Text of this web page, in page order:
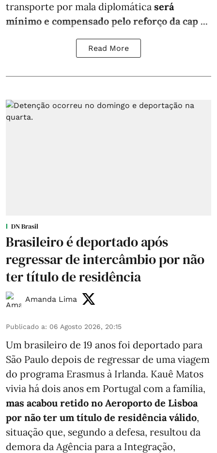
transporte por mala diplomática será
mínimo e compensado pelo reforço da cap ...
Read More
DN Brasil
Brasileiro é deportado após
regressar de intercâmbio por não
ter título de residência
Amanda Lima
Publicado a: 06 Agosto 2026, 20:15
Um brasileiro de 19 anos foi deportado para
São Paulo depois de regressar de uma viagem
do programa Erasmus à Irlanda. Kauê Matos
vivia há dois anos em Portugal com a família,
mas acabou retido no Aeroporto de Lisboa
por não ter um título de residência válido,
situação que, segundo a defesa, resultou da
demora da Agência para a Integração,